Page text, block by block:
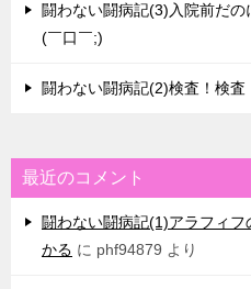
闘わない闘病記(3)入院前だ
(￣口￣;)
闘わない闘病記(2)検査！検査
最近のコメント
闘わない闘病記(1)アラフィ
かる に phf94879 より